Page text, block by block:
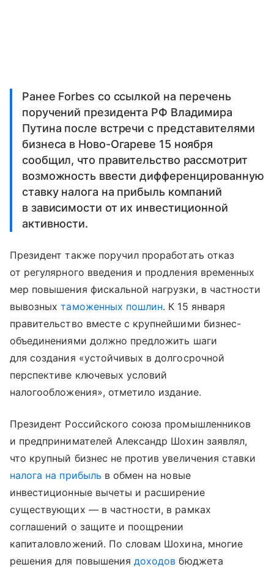
Ранее Forbes со ссылкой на перечень
поручений президента РФ Владимира
Путина после встречи с представителями
бизнеса в Ново-Огареве 15 ноября
сообщил, что правительство рассмотрит
возможность ввести дифференцированную
ставку налога на прибыль компаний
в зависимости от их инвестиционной
активности.
Президент также поручил проработать отказ
от регулярного введения и продления временных
мер повышения фискальной нагрузки, в частности
вывозныхтаможенных пошлин. К 15 января
правительство вместе с крупнейшими бизнес-
объединениями должно предложить шаги
для создания «устойчивых в долгосрочной
перспективе ключевых условий
налогообложения», отметило издание.
Президент Российского союза промышленников
и предпринимателей Александр Шохин заявлял,
что крупный бизнес не против увеличения ставки
налога на прибыль в обмен на новые
инвестиционные вычеты и расширение
существующих — в частности, в рамках
соглашений о защите и поощрении
капиталовложений. По словам Шохина, многие
решения для повышениядоходов бюджета